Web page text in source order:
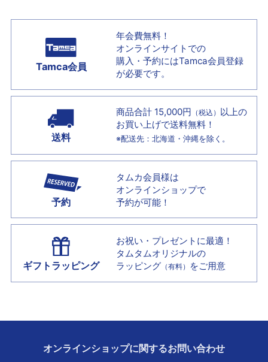
Tamca会員
年会費無料！
オンラインサイトでの
購入・予約にはTamca会員登録
が必要です。
送料
商品合計 15,000円 （税込） 以上の
お買い上げで送料無料！
※配送先：北海道・沖縄を除く。
予約
タムカ会員様は
オンラインショップで
予約が可能！
ギフトラッピング
お祝い・プレゼントに最適！
タムタムオリジナルの
ラッピング （有料） をご用意
オンラインショップに関するお問い合わせ